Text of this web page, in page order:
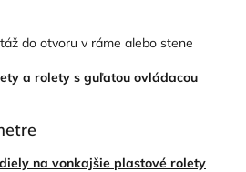
do otvoru v ráme alebo stene
a rolety s guľatou ovládacou
na vonkajšie plastové rolety